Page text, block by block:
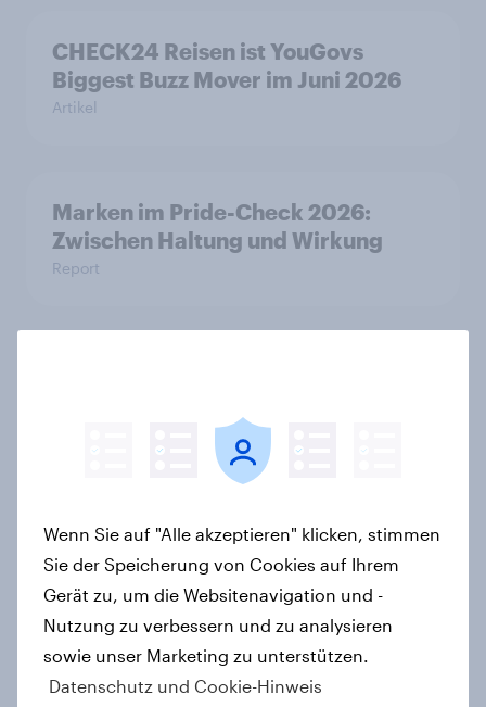
CHECK24 Reisen ist YouGovs
Biggest Buzz Mover im Juni 2026
Artikel
Marken im Pride-Check 2026:
Zwischen Haltung und Wirkung
Report
Leichter Trend zum Nein zur
Einwanderungsbegrenzung –
Zivildienstgesetz ohne klare
Mehrheit, Zweifel an Notwendigkeit
der Vorlagen steigen
Wenn Sie auf "Alle akzeptieren" klicken, stimmen
Sie der Speicherung von Cookies auf Ihrem
Gerät zu, um die Websitenavigation und -
Nutzung zu verbessern und zu analysieren
sowie unser Marketing zu unterstützen.
Datenschutz und Cookie-Hinweis